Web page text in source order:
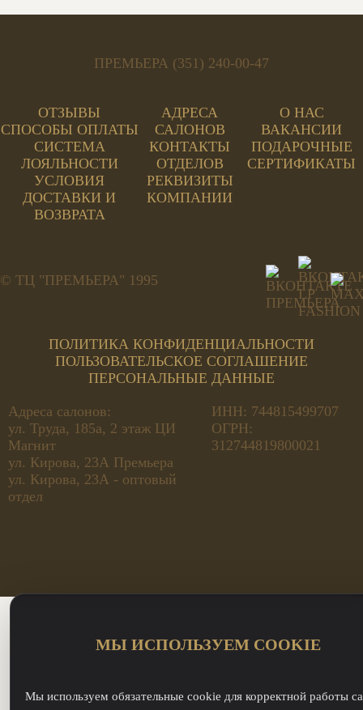
ПРЕМЬЕРА (351) 240-00-47
ОТЗЫВЫ
СПОСОБЫ ОПЛАТЫ
СИСТЕМА
ЛОЯЛЬНОСТИ
УСЛОВИЯ
ДОСТАВКИ И
ВОЗВРАТА
АДРЕСА
САЛОНОВ
КОНТАКТЫ
ОТДЕЛОВ
РЕКВИЗИТЫ
КОМПАНИИ
О НАС
ВАКАНСИИ
ПОДАРОЧНЫЕ
СЕРТИФИКАТЫ
© ТЦ "ПРЕМЬЕРА" 1995
ПОЛИТИКА КОНФИДЕНЦИАЛЬНОСТИ
ПОЛЬЗОВАТЕЛЬСКОЕ СОГЛАШЕНИЕ
ПЕРСОНАЛЬНЫЕ ДАННЫЕ
Адреса салонов:
ул. Труда, 185а, 2 этаж ЦИ
Магнит
ул. Кирова, 23А Премьера
ул. Кирова, 23А - оптовый
отдел
ИНН: 744815499707
ОГРН:
312744819800021
МЫ ИСПОЛЬЗУЕМ COOKIE
Мы используем обязательные cookie для корректной работы